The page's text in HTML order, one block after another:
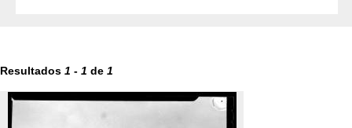
Resultados 1 - 1 de 1